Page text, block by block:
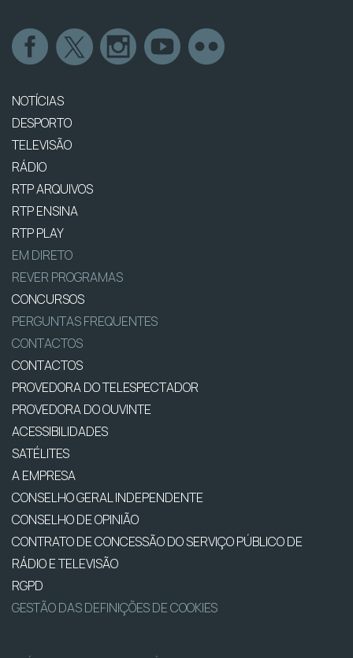
NOTÍCIAS
DESPORTO
TELEVISÃO
RÁDIO
RTP ARQUIVOS
RTP ENSINA
RTP PLAY
EM DIRETO
REVER PROGRAMAS
CONCURSOS
PERGUNTAS FREQUENTES
CONTACTOS
CONTACTOS
PROVEDORA DO TELESPECTADOR
PROVEDORA DO OUVINTE
ACESSIBILIDADES
SATÉLITES
A EMPRESA
CONSELHO GERAL INDEPENDENTE
CONSELHO DE OPINIÃO
CONTRATO DE CONCESSÃO DO SERVIÇO PÚBLICO DE
RÁDIO E TELEVISÃO
RGPD
GESTÃO DAS DEFINIÇÕES DE COOKIES